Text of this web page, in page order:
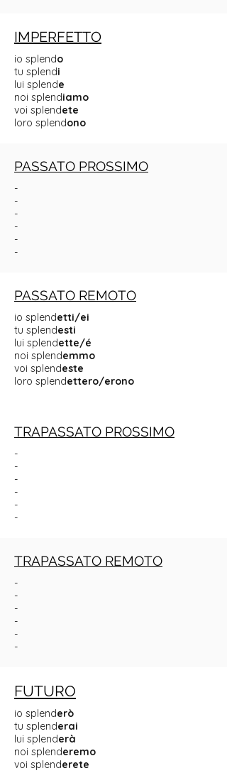
IMPERFETTO
io splendo
tu splendi
lui splende
noi splendiamo
voi splendete
loro splendono
PASSATO PROSSIMO
-
-
-
-
-
-
PASSATO REMOTO
io splendetti/ei
tu splendesti
lui splendette/é
noi splendemmo
voi splendeste
loro splendettero/erono
TRAPASSATO PROSSIMO
-
-
-
-
-
-
TRAPASSATO REMOTO
-
-
-
-
-
-
FUTURO
io splenderò
tu splenderai
lui splenderà
noi splenderemo
voi splenderete